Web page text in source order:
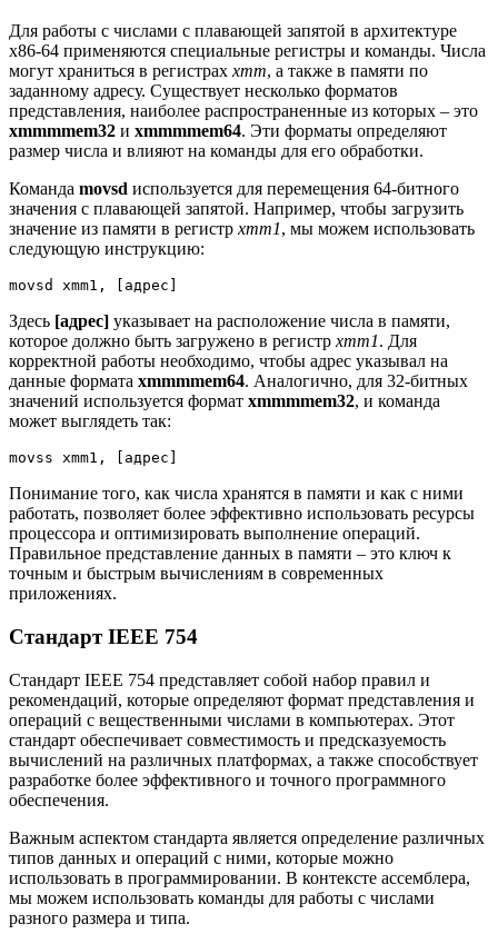
Для работы с числами с плавающей запятой в архитектуре
x86-64 применяются специальные регистры и команды. Числа
могут храниться в регистрахxmm, а также в памяти по
заданному адресу. Существует несколько форматов
представления, наиболее распространенные из которых – это
xmmmmem32 и xmmmmem64. Эти форматы определяют
размер числа и влияют на команды для его обработки.
Команда movsd используется для перемещения 64-битного
значения с плавающей запятой. Например, чтобы загрузить
значение из памяти в регистрxmm1, мы можем использовать
следующую инструкцию:
movsd xmm1, [адрес]
Здесь [адрес] указывает на расположение числа в памяти,
которое должно быть загружено в регистрxmm1. Для
корректной работы необходимо, чтобы адрес указывал на
данные формата xmmmmem64. Аналогично, для 32-битных
значений используется формат xmmmmem32, и команда
может выглядеть так:
movss xmm1, [адрес]
Понимание того, как числа хранятся в памяти и как с ними
работать, позволяет более эффективно использовать ресурсы
процессора и оптимизировать выполнение операций.
Правильное представление данных в памяти – это ключ к
точным и быстрым вычислениям в современных
приложениях.
Стандарт IEEE 754
Стандарт IEEE 754 представляет собой набор правил и
рекомендаций, которые определяют формат представления и
операций с вещественными числами в компьютерах. Этот
стандарт обеспечивает совместимость и предсказуемость
вычислений на различных платформах, а также способствует
разработке более эффективного и точного программного
обеспечения.
Важным аспектом стандарта является определение различных
типов данных и операций с ними, которые можно
использовать в программировании. В контексте ассемблера,
мы можем использовать команды для работы с числами
разного размера и типа.